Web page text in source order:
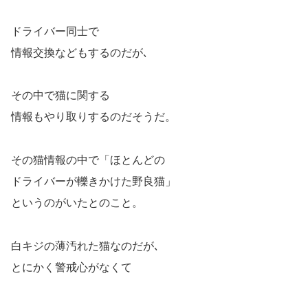
ドライバー同士で
情報交換などもするのだが､
その中で猫に関する
情報もやり取りするのだそうだ。
その猫情報の中で「ほとんどの
ドライバーが轢きかけた野良猫」
というのがいたとのこと。
白キジの薄汚れた猫なのだが､
とにかく警戒心がなくて